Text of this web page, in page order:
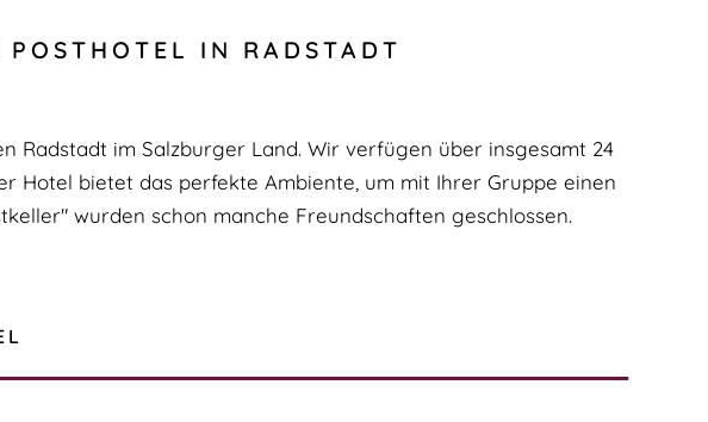
IN RADSTADT
Radstadt im Salzburger Land. Wir verfügen über insgesamt 24
Hotel bietet das perfekte Ambiente, um mit Ihrer Gruppe einen
wurden schon manche Freundschaften geschlossen.